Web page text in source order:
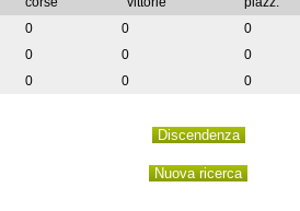
0 0
0
0 0
0
0 0 0